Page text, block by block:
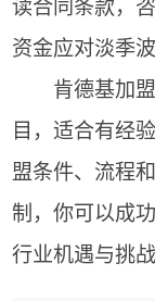
读合同条款，
资金应对淡季
肯德基加盟
目，适合有经
盟条件、流程
制，你可以成
行业机遇与挑